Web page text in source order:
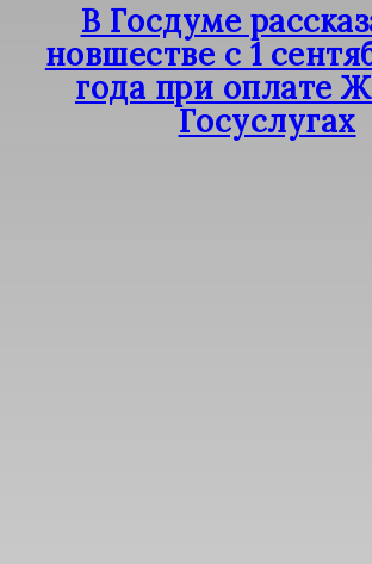
В Госдуме
новшестве с 1
года при оплате
Госуслугах